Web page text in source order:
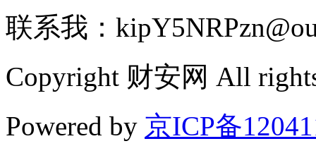
联系我：
Copyright 财安网 All
Powered by 京ICP备